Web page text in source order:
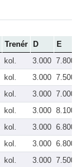
Trenér D
E
kol. 3.000 7.800
kol. 3.000 7.500
kol. 3.000 7.000
kol. 3.000 8.100
kol. 3.000 6.800
kol. 3.000 6.800
kol. 3.000 7.500